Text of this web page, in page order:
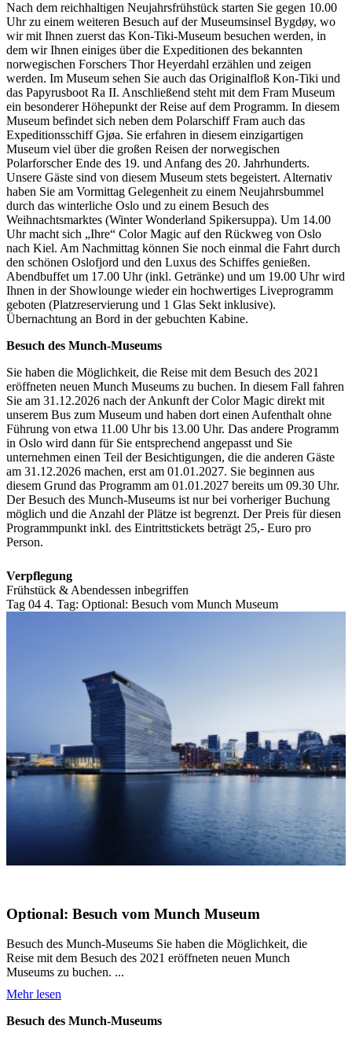
Nach dem reichhaltigen Neujahrsfrühstück starten Sie gegen 10.00
Uhr zu einem weiteren Besuch auf der Museumsinsel Bygdøy, wo
wir mit Ihnen zuerst das Kon-Tiki-Museum besuchen werden, in
dem wir Ihnen einiges über die ­Expeditionen des bekannten
norwegischen Forschers Thor Heyerdahl erzählen und zeigen
werden. Im Museum sehen Sie auch das Originalfloß Kon-Tiki und
das Papyrusboot Ra II. Anschließend steht mit dem Fram Museum
ein besonderer Höhepunkt der Reise auf dem Programm. In diesem
Museum befindet sich neben dem Polarschiff Fram auch das
Expeditionsschiff Gjøa. Sie erfahren in diesem einzigartigen
Museum viel über die großen Reisen der norwegischen
Polarforscher Ende des 19. und Anfang des 20. Jahrhunderts.
Unsere Gäste sind von diesem Museum stets begeistert. Alternativ
haben Sie am Vormittag Gelegenheit zu einem Neujahrsbummel
durch das winterliche Oslo und zu einem Besuch des
Weihnachtsmarktes (Winter Wonderland Spikersuppa). Um 14.00
Uhr macht sich „Ihre“ Color Magic auf den Rückweg von Oslo
nach Kiel. Am Nachmittag können Sie noch einmal die Fahrt durch
den schönen Oslofjord und den Luxus des Schiffes genießen.
Abendbuffet um 17.00 Uhr (inkl. Getränke) und um 19.00 Uhr wird
Ihnen in der Showlounge wieder ein hochwertiges Liveprogramm
geboten (Platzreservierung und 1 Glas Sekt inklusive).
Übernachtung an Bord in der gebuchten Kabine.
Besuch des Munch-Museums
Sie haben die Möglichkeit, die Reise mit dem Besuch des 2021
eröffneten neuen Munch Museums zu buchen. In diesem Fall fahren
Sie am 31.12.2026 nach der Ankunft der Color Magic direkt mit
unserem Bus zum Museum und haben dort einen Aufenthalt ohne
Führung von etwa 11.00 Uhr bis 13.00 Uhr. Das andere Programm
in Oslo wird dann für Sie entsprechend angepasst und Sie
unternehmen einen Teil der Besichtigungen, die die anderen Gäste
am 31.12.2026 machen, erst am 01.01.2027. Sie beginnen aus
diesem Grund das Programm am 01.01.2027 bereits um 09.30 Uhr.
Der Besuch des Munch-Museums ist nur bei vorheriger Buchung
möglich und die Anzahl der Plätze ist begrenzt. Der Preis für diesen
Programmpunkt inkl. des Eintrittstickets beträgt 25,- Euro pro
Person.
Verpflegung
Frühstück & Abendessen inbegriffen
Tag 04 4. Tag: Optional: Besuch vom Munch Museum
Optional: Besuch vom Munch Museum
Besuch des Munch-Museums Sie haben die Möglichkeit, die
Reise mit dem Besuch des 2021 eröffneten neuen Munch
Museums zu buchen. ...
Mehr lesen
Besuch des Munch-Museums